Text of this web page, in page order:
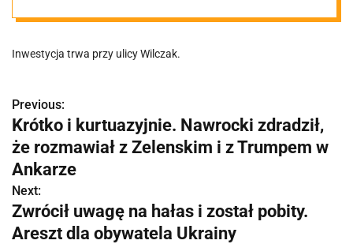
Inwestycja trwa przy ulicy Wilczak.
N
a
w
i
g
Previous:
Krótko i kurtuazyjnie. Nawrocki zdradził,
że rozmawiał z Zelenskim i z Trumpem w
Ankarze
Next:
Zwrócił uwagę na hałas i został pobity.
Areszt dla obywatela Ukrainy